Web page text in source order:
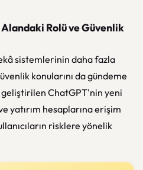
Rolü ve Güvenlik
sistemlerinin daha fazla
konularını da gündeme
ChatGPT'nin yeni
yatırım hesaplarına erişim
risklere yönelik